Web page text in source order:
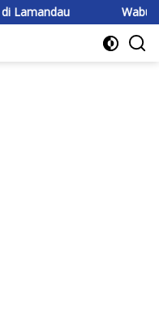
Wabup Katingan